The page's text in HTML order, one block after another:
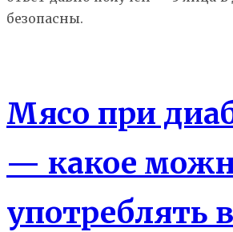
безопасны.
Мясо при
— какое
употреблять